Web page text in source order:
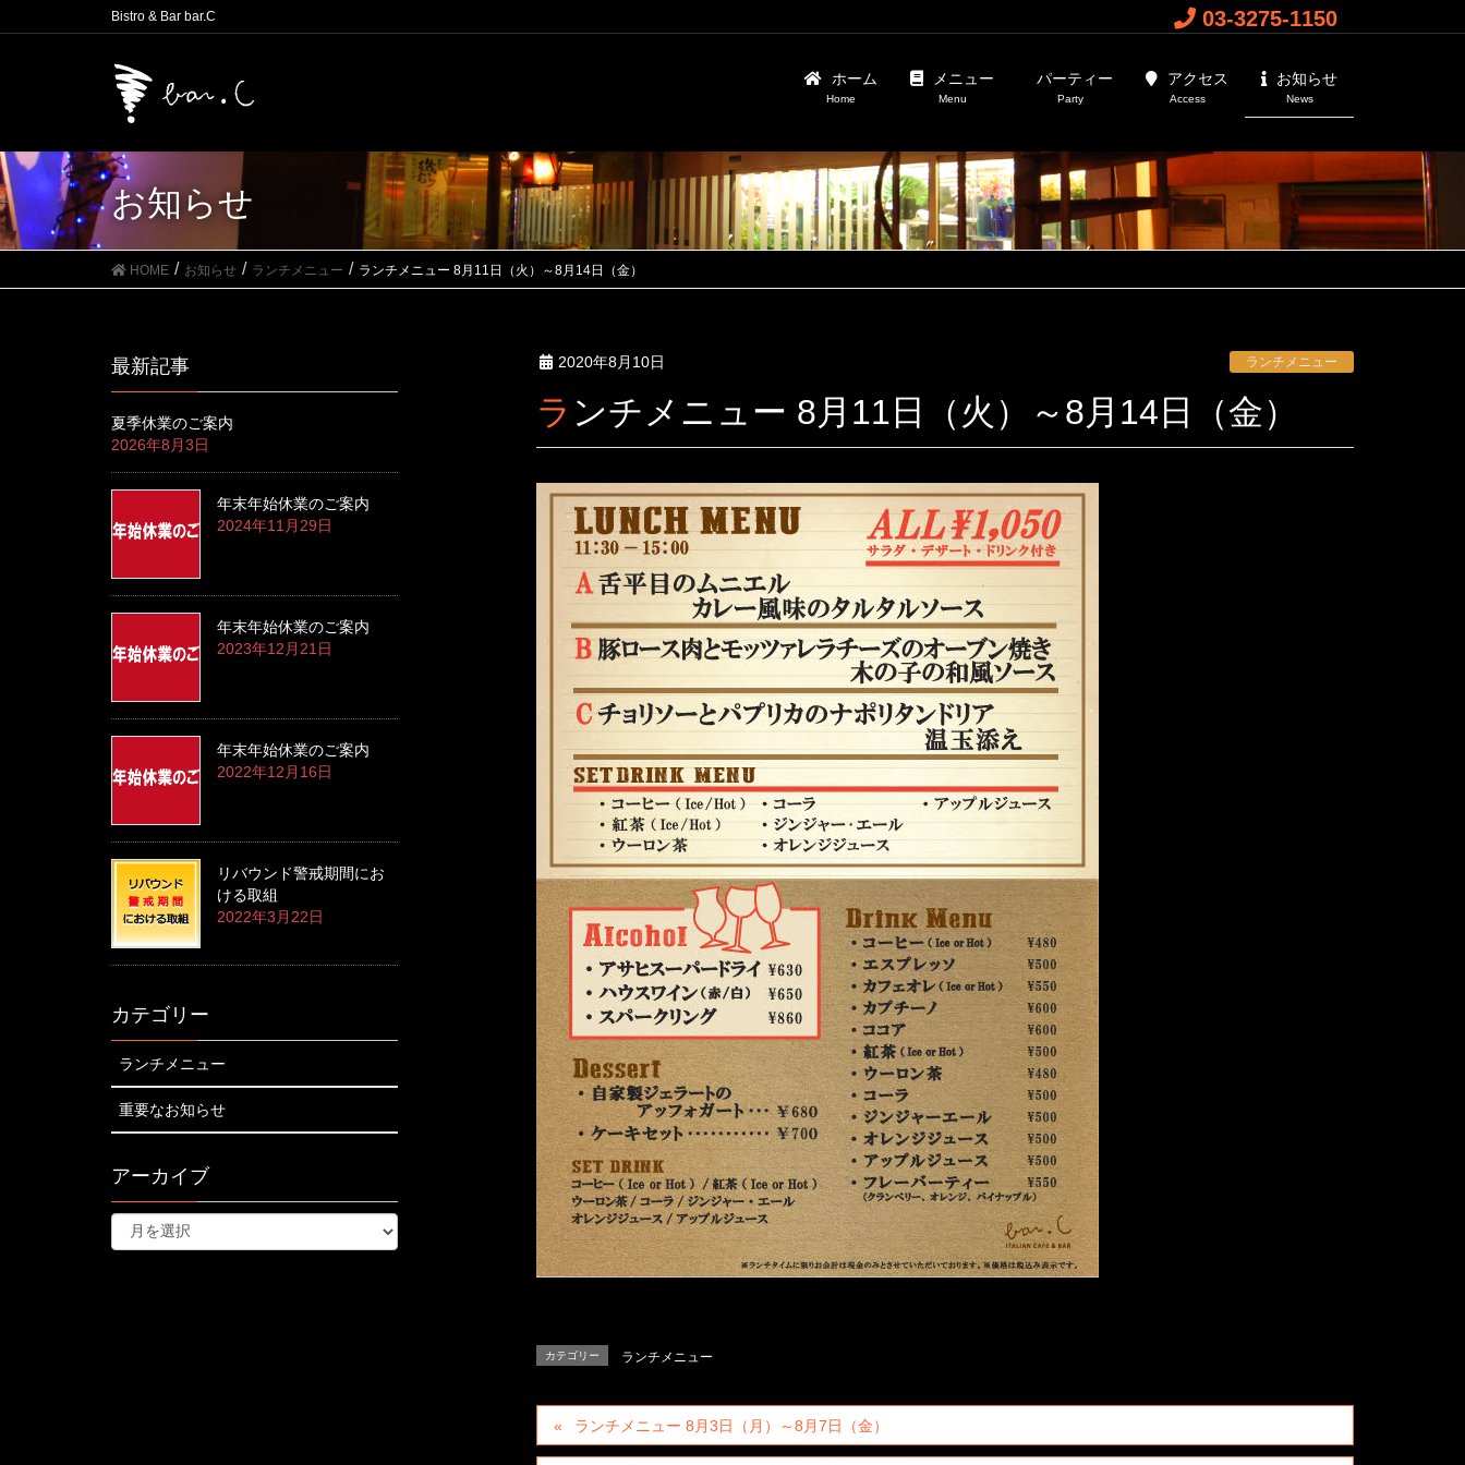
Bistro & Bar bar.C 03-3275-1150
ホーム
Home
メニュー
Menu
パーティー
Party
アクセス
Access
お知らせ
News
お知らせ
HOME お知らせ ランチメニュー ランチメニュー 8月11日（火）～8月14日（金）
2020年8月10日 ランチメニュー
ランチメニュー 8月11日（火）～8月14日（金）
カテゴリー ランチメニュー
ランチメニュー 8月3日（月）～8月7日（金）
最新記事
夏季休業のご案内
2026年8月3日
年末年始休業のご案内
2024年11月29日
年末年始休業のご案内
2023年12月21日
年末年始休業のご案内
2022年12月16日
リバウンド警戒期間にお
ける取組
2022年3月22日
カテゴリー
ランチメニュー
重要なお知らせ
アーカイブ